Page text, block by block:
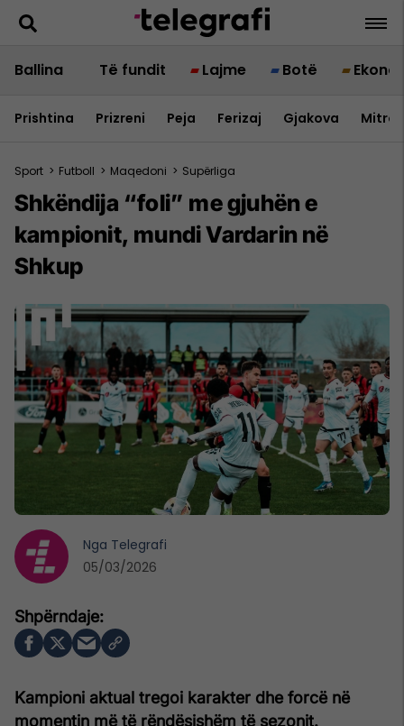
Ballina Të fundit Lajme Botë
Prishtina Prizreni Peja Ferizaj Gjakova
Sport > Futboll > Maqedoni > Supërliga
Shkëndija “foli” me gjuhën e
kampionit, mundi Vardarin në
Shkup
Kampioni aktual tregoi karakter dhe forcë në
momentin më të rëndësishëm të sezonit.
Nga Telegrafi
05/03/2026